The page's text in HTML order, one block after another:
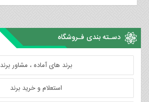
دسـته بندی فـروشگاه
برند های آماده ، مشاور برند
استعلام و خرید برند